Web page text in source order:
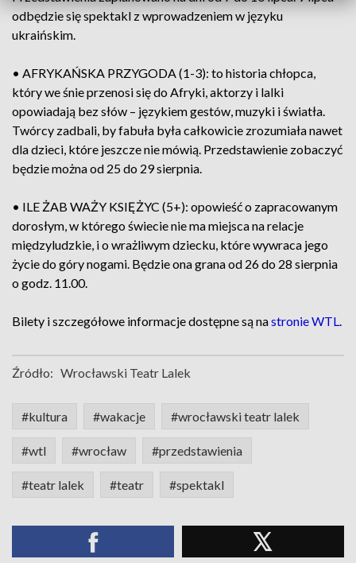
odbędzie się spektakl z wprowadzeniem w języku
ukraińskim.
• AFRYKAŃSKA PRZYGODA (1-3): to historia chłopca,
który we śnie przenosi się do Afryki, aktorzy i lalki
opowiadają bez słów – językiem gestów, muzyki i światła.
Twórcy zadbali, by fabuła była całkowicie zrozumiała nawet
dla dzieci, które jeszcze nie mówią. Przedstawienie zobaczyć
będzie można od 25 do 29 sierpnia.
• ILE ŻAB WAŻY KSIĘŻYC (5+): opowieść o zapracowanym
dorosłym, w którego świecie nie ma miejsca na relacje
międzyludzkie, i o wrażliwym dziecku, które wywraca jego
życie do góry nogami. Będzie ona grana od 26 do 28 sierpnia
o godz. 11.00.
Bilety i szczegółowe informacje dostępne są nastronie WTL.
Źródło: Wrocławski Teatr Lalek
#kultura #wakacje #wrocławski teatr lalek
#wtl #wrocław #przedstawienia
#teatr lalek #teatr #spektakl